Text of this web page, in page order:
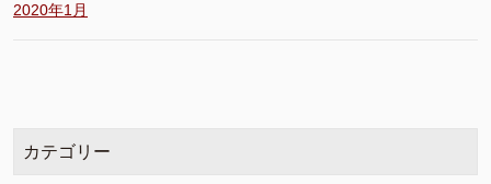
2020年1月
カテゴリー